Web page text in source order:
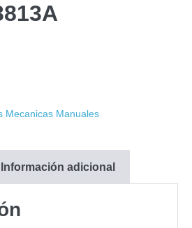
Mecanicas Manuales
Información adicional